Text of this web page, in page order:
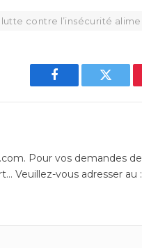
lutte contre l’insécurité
Facebook Twitter
Pour vos demandes
Veuillez-vous adresser au